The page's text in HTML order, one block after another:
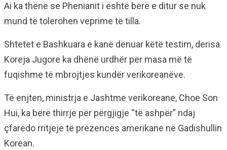
Ai ka thënë se Phenianit i është bërë e ditur se nuk
mund të tolerohen veprime të tilla.
Shtetet e Bashkuara e kanë dënuar këtë testim, derisa
Koreja Jugore ka dhënë urdhër për masa më të
fuqishme të mbrojtjes kundër verikoreanëve.
Të enjten, ministrja e Jashtme verikoreane, Choe Son
Hui, ka bërë thirrje për përgjigje “të ashpër” ndaj
çfarëdo rritjeje të prezencës amerikane në Gadishullin
Korean.